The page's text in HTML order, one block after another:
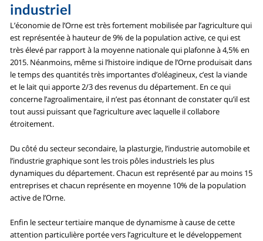
industriel
L’économie de l’Orne est très fortement mobilisée par l’agriculture qui
est représentée à hauteur de 9% de la population active, ce qui est
très élevé par rapport à la moyenne nationale qui plafonne à 4,5% en
2015. Néanmoins, même si l’histoire indique de l’Orne produisait dans
le temps des quantités très importantes d’oléagineux, c’est la viande
et le lait qui apporte 2/3 des revenus du département. En ce qui
concerne l’agroalimentaire, il n’est pas étonnant de constater qu’il est
tout aussi puissant que l’agriculture avec laquelle il collabore
étroitement.
Du côté du secteur secondaire, la plasturgie, l’industrie automobile et
l’industrie graphique sont les trois pôles industriels les plus
dynamiques du département. Chacun est représenté par au moins 15
entreprises et chacun représente en moyenne 10% de la population
active de l’Orne.
Enfin le secteur tertiaire manque de dynamisme à cause de cette
attention particulière portée vers l’agriculture et le développement